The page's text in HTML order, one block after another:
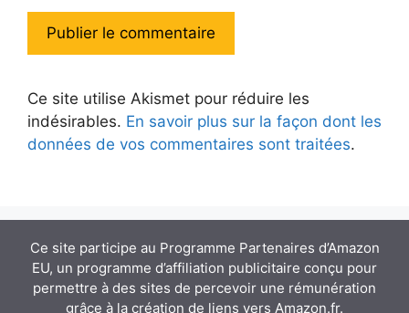
Ce site utilise Akismet pour réduire les
indésirables. En savoir plus sur la façon dont les
données de vos commentaires sont traitées.
Ce site participe au Programme Partenaires d’Amazon
EU, un programme d’affiliation publicitaire conçu pour
permettre à des sites de percevoir une rémunération
grâce à la création de liens vers Amazon.fr.